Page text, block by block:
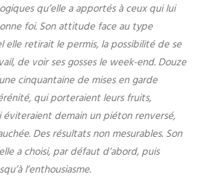
qu’elle a apportés à ceux qui lui
foi. Son attitude face au type
elle retirait le permis, la possibilité de se
de voir ses gosses le week-end. Douze
cinquantaine de mises en garde
qui porteraient leurs fruits,
éviteraient demain un piéton renversé,
Des résultats non mesurables. Son
a choisi, par défaut d’abord, puis
l’enthousiasme.